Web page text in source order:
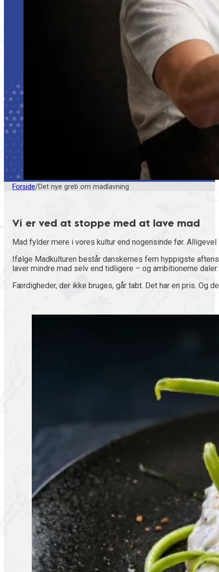
Forside/Det nye greb om madlavning
Vi er ved at stoppe med at lave mad
Mad fylder mere i vores kultur end nogensinde før.
Ifølge Madkulturen består danskernes fem hyppigste
laver mindre mad selv end tidligere – og ambitionerne daler.
Færdigheder, der ikke bruges, går tabt. Det har en pris. Og